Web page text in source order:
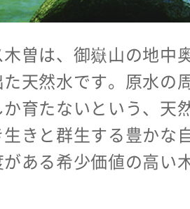
木曽は、御嶽山の地中
た天然水です。原水の
か育たないという、天
生きと群生する豊かな
がある希少価値の高い